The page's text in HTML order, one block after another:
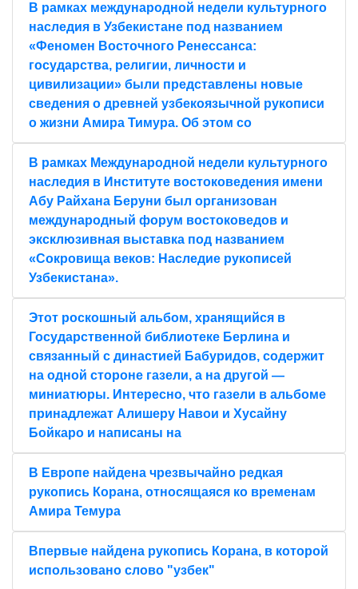
В рамках международной недели культурного
наследия в Узбекистане под названием
«Феномен Восточного Ренессанса:
государства, религии, личности и
цивилизации» были представлены новые
сведения о древней узбекоязычной рукописи
о жизни Амира Тимура. Об этом со
В рамках Международной недели культурного
наследия в Институте востоковедения имени
Абу Райхана Беруни был организован
международный форум востоковедов и
эксклюзивная выставка под названием
«Сокровища веков: Наследие рукописей
Узбекистана».
Этот роскошный альбом, хранящийся в
Государственной библиотеке Берлина и
связанный с династией Бабуридов, содержит
на одной стороне газели, а на другой —
миниатюры. Интересно, что газели в альбоме
принадлежат Алишеру Навои и Хусайну
Бойкаро и написаны на
В Европе найдена чрезвычайно редкая
рукопись Корана, относящаяся ко временам
Амира Темура
Впервые найдена рукопись Корана, в которой
использовано слово "узбек"